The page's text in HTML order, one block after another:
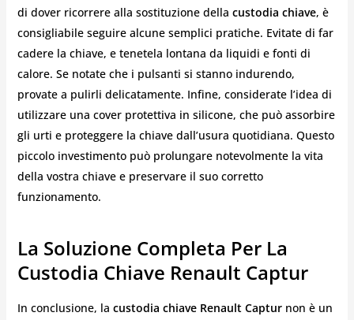
di dover ricorrere alla sostituzione della custodia chiave, è
consigliabile seguire alcune semplici pratiche. Evitate di far
cadere la chiave, e tenetela lontana da liquidi e fonti di
calore. Se notate che i pulsanti si stanno indurendo,
provate a pulirli delicatamente. Infine, considerate l’idea di
utilizzare una cover protettiva in silicone, che può assorbire
gli urti e proteggere la chiave dall’usura quotidiana. Questo
piccolo investimento può prolungare notevolmente la vita
della vostra chiave e preservare il suo corretto
funzionamento.
La Soluzione Completa Per La
Custodia Chiave Renault Captur
In conclusione, la custodia chiave Renault Capturnon è un